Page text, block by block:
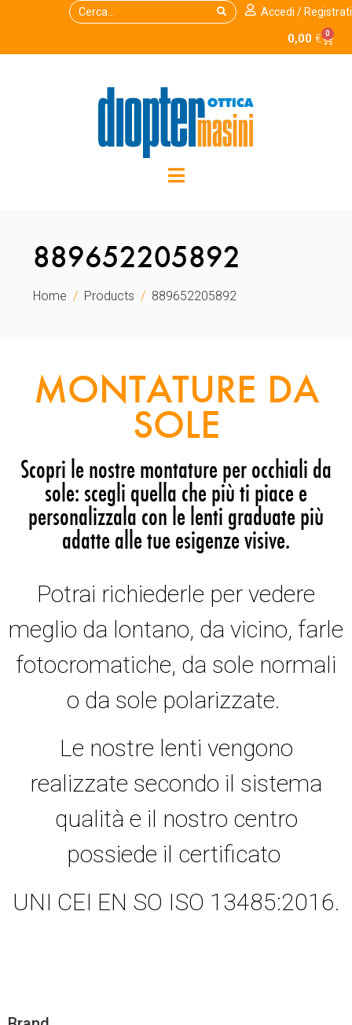
Accedi / Registrati
0,00 € 0
889652205892
Home Products 889652205892
MONTATURE DA
SOLE
Scopri le nostre montature per occhiali da
sole: scegli quella che più ti piace e
personalizzala con le lenti graduate più
adatte alle tue esigenze visive.
Potrai richiederle per vedere
meglio da lontano, da vicino, farle
fotocromatiche, da sole normali
o da sole polarizzate.
Le nostre lenti vengono
realizzate secondo il sistema
qualità e il nostro centro
possiede il certificato
UNI CEI EN SO ISO 13485:2016.